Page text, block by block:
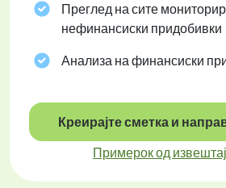
Преглед на сите
нефинансиски придобивки
Анализа на финансиски
Креирајте сметка и
Примерок од